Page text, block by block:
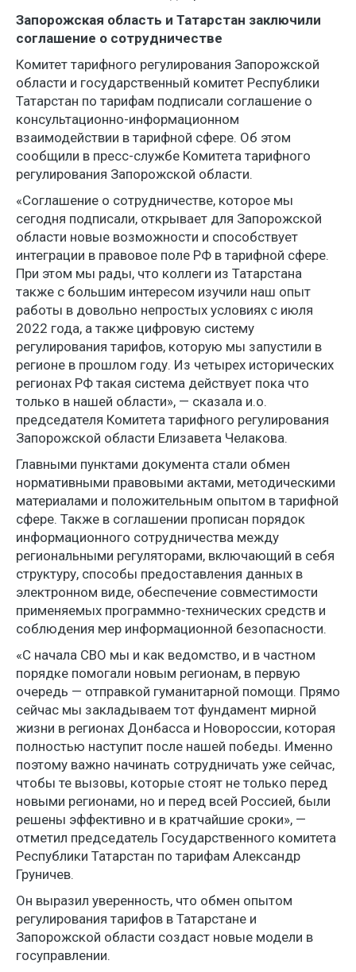
Запорожская область и Татарстан заключили
соглашение о сотрудничестве
Комитет тарифного регулирования Запорожской
области и государственный комитет Республики
Татарстан по тарифам подписали соглашение о
консультационно-информационном
взаимодействии в тарифной сфере. Об этом
сообщили в пресс-службе Комитета тарифного
регулирования Запорожской области.
«Соглашение о сотрудничестве, которое мы
сегодня подписали, открывает для Запорожской
области новые возможности и способствует
интеграции в правовое поле РФ в тарифной сфере.
При этом мы рады, что коллеги из Татарстана
также с большим интересом изучили наш опыт
работы в довольно непростых условиях с июля
2022 года, а также цифровую систему
регулирования тарифов, которую мы запустили в
регионе в прошлом году. Из четырех исторических
регионах РФ такая система действует пока что
только в нашей области», — сказала и.о.
председателя Комитета тарифного регулирования
Запорожской области Елизавета Челакова.
Главными пунктами документа стали обмен
нормативными правовыми актами, методическими
материалами и положительным опытом в тарифной
сфере. Также в соглашении прописан порядок
информационного сотрудничества между
региональными регуляторами, включающий в себя
структуру, способы предоставления данных в
электронном виде, обеспечение совместимости
применяемых программно-технических средств и
соблюдения мер информационной безопасности.
«С начала СВО мы и как ведомство, и в частном
порядке помогали новым регионам, в первую
очередь — отправкой гуманитарной помощи. Прямо
сейчас мы закладываем тот фундамент мирной
жизни в регионах Донбасса и Новороссии, которая
полностью наступит после нашей победы. Именно
поэтому важно начинать сотрудничать уже сейчас,
чтобы те вызовы, которые стоят не только перед
новыми регионами, но и перед всей Россией, были
решены эффективно и в кратчайшие сроки», —
отметил председатель Государственного комитета
Республики Татарстан по тарифам Александр
Груничев.
Он выразил уверенность, что обмен опытом
регулирования тарифов в Татарстане и
Запорожской области создаст новые модели в
госуправлении.